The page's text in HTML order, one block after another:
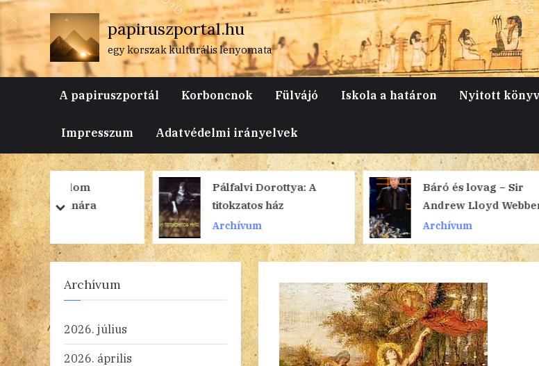
Skip
to
content
papiruszportal.hu
egy korszak kulturális lenyomata
A papiruszportál Korboncnok Fülvájó Iskola a határon Nyitott könyv
Impresszum Adatvédelmi irányelvek
Pálfalvi Dorottya: A
titokzatos ház
Archívum
Báró és lovag − Sir
Andrew Lloyd Webber
Archívum
prev
next
Archívum
2026. július
2026. április